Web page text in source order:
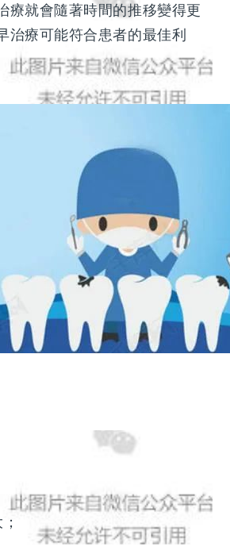
療就會隨著時間的推移變得更
治療可能符合患者的最佳利